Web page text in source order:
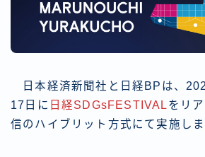
日本経済新聞社と日経BPは、
17日に 日経SDGsFESTIVAL をリ
信のハイブリット方式にて実施しま